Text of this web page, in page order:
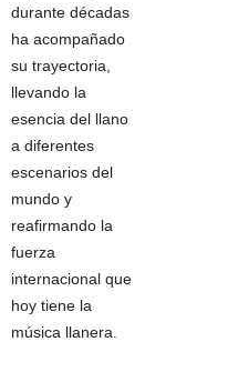
durante décadas
ha acompañado
su trayectoria,
llevando la
esencia del llano
a diferentes
escenarios del
mundo y
reafirmando la
fuerza
internacional que
hoy tiene la
música llanera.